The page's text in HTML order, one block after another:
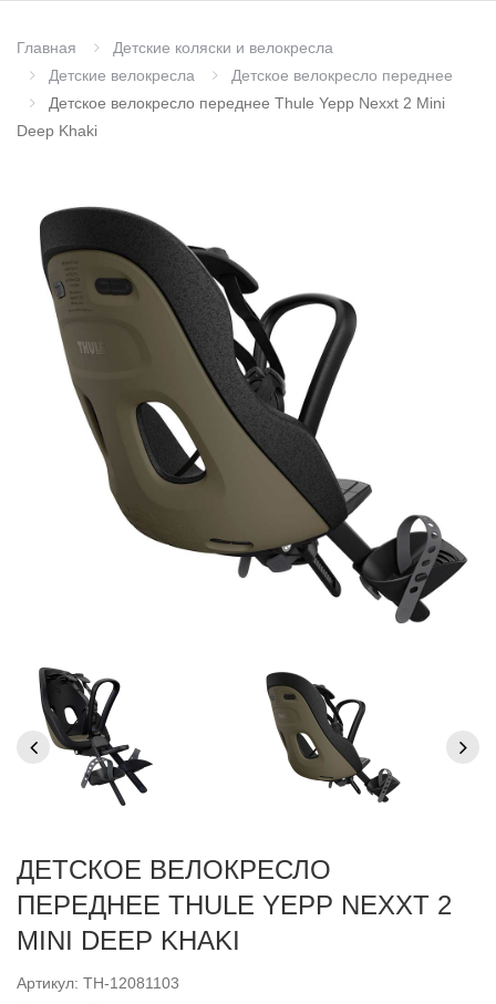
Главная
Детские коляски и велокресла
Детские велокресла
Детское велокресло переднее
Детское велокресло переднее Thule Yepp Nexxt 2 Mini
Deep Khaki
ДЕТСКОЕ ВЕЛОКРЕСЛО
ПЕРЕДНЕЕ THULE YEPP NEXXT 2
MINI DEEP KHAKI
Артикул: TH-12081103